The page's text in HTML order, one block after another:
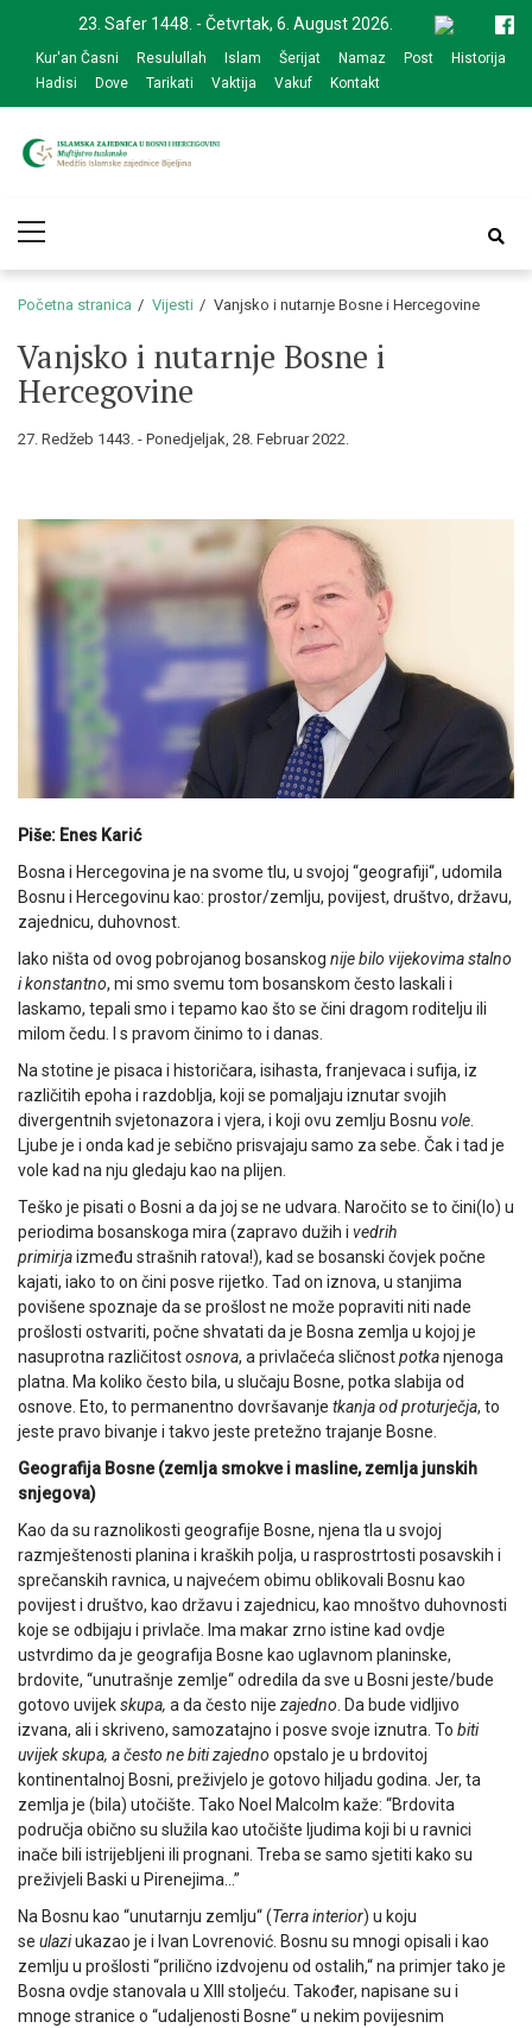
navigation
content
23. Safer 1448. - Četvrtak, 6. August 2026.
Kur'an Časni Resulullah Islam Šerijat Namaz Post
Historija
Hadisi
Dove Tarikati Vaktija Vakuf Kontakt
zajednice Bijeljina
Menu
Početna stranica Vijesti Vanjsko i nutarnje Bosne i Hercegovine
Vanjsko i nutarnje Bosne i
Hercegovine
27. Redžeb 1443. - Ponedjeljak, 28. Februar 2022.
Piše: Enes Karić
Bosna i Hercegovina je na svome tlu, u svojoj “geografiji“, udomila
Bosnu i Hercegovinu kao: prostor/zemlju, povijest, društvo, državu,
zajednicu, duhovnost.
Iako ništa od ovog pobrojanog bosanskog nije bilo vijekovima stalno
i konstantno, mi smo svemu tom bosanskom često laskali i
laskamo, tepali smo i tepamo kao što se čini dragom roditelju ili
milom čedu. I s pravom činimo to i danas.
Na stotine je pisaca i historičara, isihasta, franjevaca i sufija, iz
različitih epoha i razdoblja, koji se pomaljaju iznutar svojih
divergentnih svjetonazora i vjera, i koji ovu zemlju Bosnu vole.
Ljube je i onda kad je sebično prisvajaju samo za sebe. Čak i tad je
vole kad na nju gledaju kao na plijen.
Teško je pisati o Bosni a da joj se ne udvara. Naročito se to čini(lo) u
periodima bosanskoga mira (zapravo dužih i vedrih
primirjaizmeđu strašnih ratova!), kad se bosanski čovjek počne
kajati, iako to on čini posve rijetko. Tad on iznova, u stanjima
povišene spoznaje da se prošlost ne može popraviti niti nade
prošlosti ostvariti, počne shvatati da je Bosna zemlja u kojoj je
nasuprotna različitostosnova, a privlačeća sličnostpotkanjenoga
platna. Ma koliko često bila, u slučaju Bosne, potka slabija od
osnove. Eto, to permanentno dovršavanje tkanja od proturječja, to
jeste pravo bivanje i takvo jeste pretežno trajanje Bosne.
Geografija Bosne (zemlja smokve i masline, zemlja junskih
snjegova)
Kao da su raznolikosti geografije Bosne, njena tla u svojoj
razmještenosti planina i kraških polja, u rasprostrtosti posavskih i
sprečanskih ravnica, u najvećem obimu oblikovali Bosnu kao
povijest i društvo, kao državu i zajednicu, kao mnoštvo duhovnosti
koje se odbijaju i privlače. Ima makar zrno istine kad ovdje
ustvrdimo da je geografija Bosne kao uglavnom planinske,
brdovite, “unutrašnje zemlje“ odredila da sve u Bosni jeste/bude
gotovo uvijekskupa, a da često nije zajedno. Da bude vidljivo
izvana, ali i skriveno, samozatajno i posve svoje iznutra. To biti
uvijek skupa, a često ne biti zajedno opstalo je u brdovitoj
kontinentalnoj Bosni, preživjelo je gotovo hiljadu godina. Jer, ta
zemlja je (bila) utočište. Tako Noel Malcolm kaže: “Brdovita
područja obično su služila kao utočište ljudima koji bi u ravnici
inače bili istrijebljeni ili prognani. Treba se samo sjetiti kako su
preživjeli Baski u Pirenejima…”
Na Bosnu kao “unutarnju zemlju“ (Terra interior) u koju
se ulaziukazao je i Ivan Lovrenović. Bosnu su mnogi opisali i kao
zemlju u prošlosti “prilično izdvojenu od ostalih,“ na primjer tako je
Bosna ovdje stanovala u XIII stoljeću. Također, napisane su i
mnoge stranice o “udaljenosti Bosne“ u nekim povijesnim